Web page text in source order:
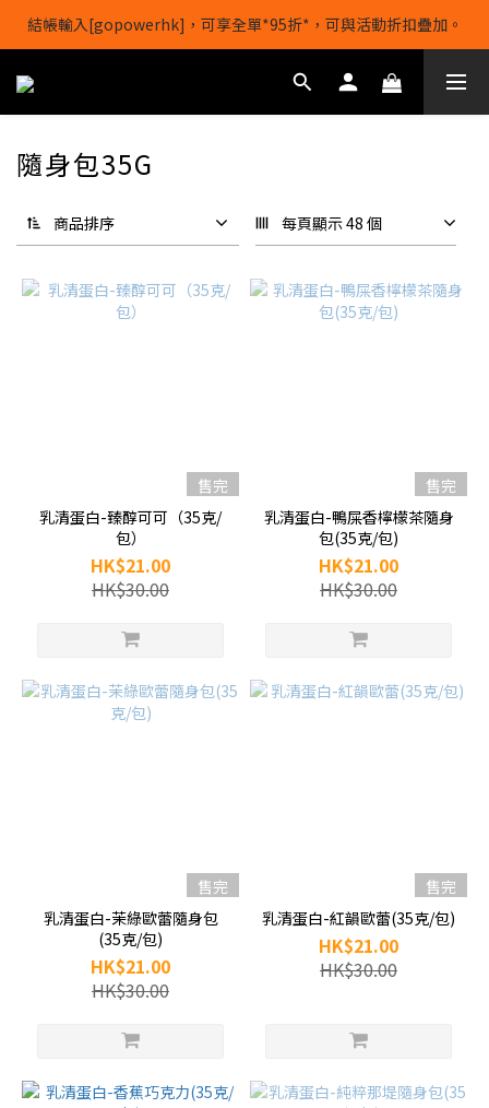
【1/8-31/8】8月下單即贈 蛋白威化餅×1-隨機口味
結帳輸入[gopowerhk]，可享全單*95折*，可與活動折扣疊加。
[新會員優惠]新會員註冊即送$20購物金
隨身包35G
商品排序 每頁顯示 48 個
售完
乳清蛋白-臻醇可可（35克/
包）
HK$21.00
HK$30.00
售完
乳清蛋白-鴨屎香檸檬茶隨身
包(35克/包)
HK$21.00
HK$30.00
售完
乳清蛋白-茉綠歐蕾隨身包
(35克/包)
HK$21.00
HK$30.00
售完
乳清蛋白-紅韻歐蕾(35克/包)
HK$21.00
HK$30.00